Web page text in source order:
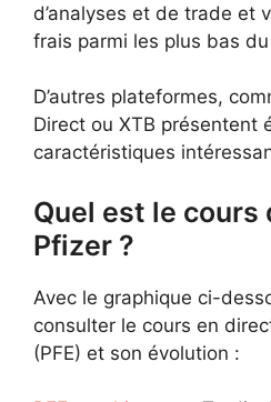
d’analyses et de trade et
frais parmi les plus bas
D’autres plateformes,
Direct ou XTB présentent
caractéristiques
Quel est le cours
Pfizer ?
Avec le graphique ci-
consulter le cours en
(PFE) et son évolution :